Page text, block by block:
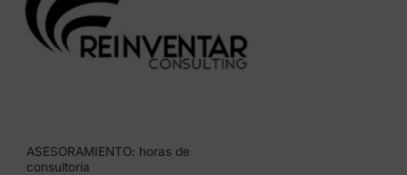
ASESORAMIENTO: horas de
consultoría